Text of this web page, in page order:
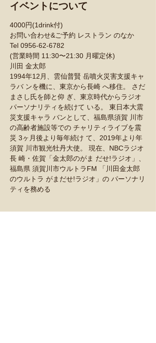
イベントについて
4000円(1drink付)
お問い合わせ&ご予約 レストラン のなか
Tel 0956-62-6782
(営業時間 11:30〜21:30 月曜定休)
川田 金太郎
1994年12月、雲仙普賢 岳噴火災害支援キャ
ラバ ンを機に、東京から長崎 へ移住。 さだ
まさし氏を師と仰 ぎ、東京時代からラジオ
パーソナリティを続けて いる。 東日本大震
災支援キャラ バンとして、福島県須賀 川市
の高齢者施設等での チャリティライブを震
災 3ヶ月後より毎年続け て、2019年より年
須賀 川市観光牡丹大使。 現在、NBCラジオ
長 崎・佐賀「金太郎のがま だせ!ラジオ」、
福島県 須賀川市ウルトラFM 「川田金太郎
のウルトラ がまだせ!ラジオ」の パーソナリ
ティを務める